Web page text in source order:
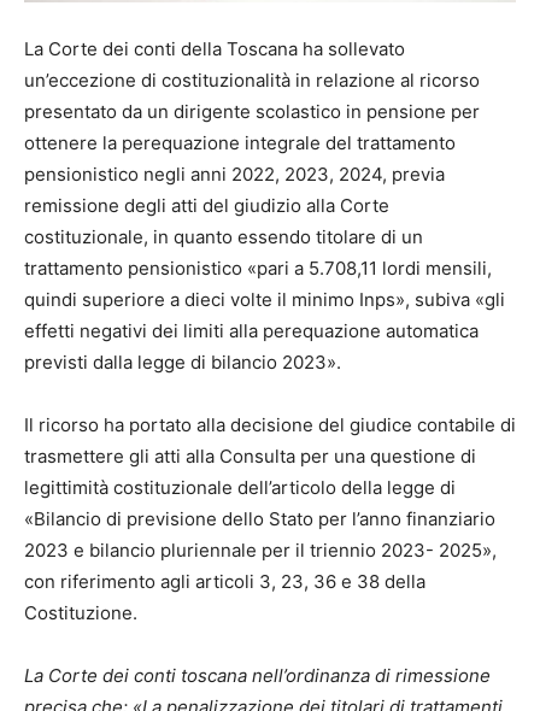
La Corte dei conti della Toscana ha sollevato
un’eccezione di costituzionalità in relazione al ricorso
presentato da un dirigente scolastico in pensione per
ottenere la perequazione integrale del trattamento
pensionistico negli anni 2022, 2023, 2024, previa
remissione degli atti del giudizio alla Corte
costituzionale, in quanto essendo titolare di un
trattamento pensionistico «pari a 5.708,11 lordi mensili,
quindi superiore a dieci volte il minimo Inps», subiva «gli
effetti negativi dei limiti alla perequazione automatica
previsti dalla legge di bilancio 2023».
Il ricorso ha portato alla decisione del giudice contabile di
trasmettere gli atti alla Consulta per una questione di
legittimità costituzionale dell’articolo della legge di
«Bilancio di previsione dello Stato per l’anno finanziario
2023 e bilancio pluriennale per il triennio 2023- 2025»,
con riferimento agli articoli 3, 23, 36 e 38 della
Costituzione.
La Corte dei conti toscana nell’ordinanza di rimessione
precisa che: «La penalizzazione dei titolari di trattamenti